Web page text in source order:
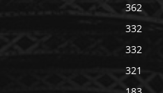
362
332
332
321